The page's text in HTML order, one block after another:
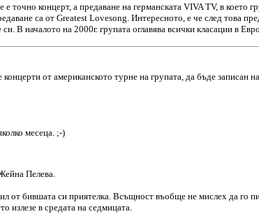
концерт, а предаване на германската VIVA TV, в което
са от Greatest Lovesong. Интересното, е че след това
В началото на 2000г. групата оглавява всички класации в
от американското турне на групата, да бъде записан
месеца. ;-)
Пелева.
от бившата си приятелка. Всъщност въобще не мислех да го
излезе в средата на седмицата.